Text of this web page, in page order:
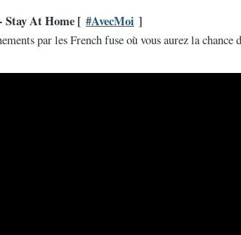
Stay At Home [ #AvecMoi ]
par les French fuse où vous aurez la